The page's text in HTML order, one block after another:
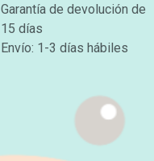
Garantía de devolución de
15 días
Envío: 1-3 días hábiles